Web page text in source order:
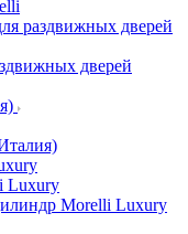
раздвижных дверей
дверей
Luxury
Morelli Luxury